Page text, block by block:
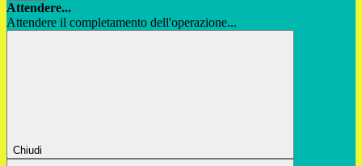
Attendere...
Attendere il completamento dell'operazione...
Chiudi